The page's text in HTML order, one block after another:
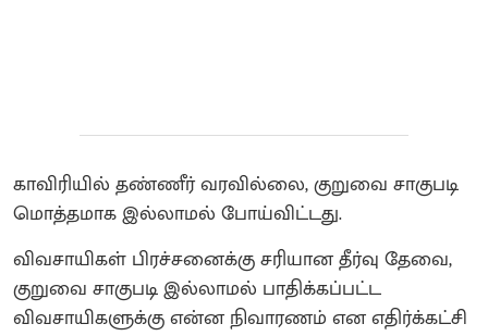
காவிரியில் தண்ணீர் வரவில்லை, குறுவை சாகுபடி
மொத்தமாக இல்லாமல் போய்விட்டது.
விவசாயிகள் பிரச்சனைக்கு சரியான தீர்வு தேவை,
குறுவை சாகுபடி இல்லாமல் பாதிக்கப்பட்ட
விவசாயிகளுக்கு என்ன நிவாரணம் என எதிர்க்கட்சி